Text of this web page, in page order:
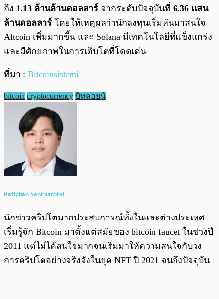
ถึง 1.13 ล้านล้านดอลลาร์ จากระดับปัจจุบันที่ 6.36 แสน
ล้านดอลลาร์ โดยให้เหตุผลว่านักลงทุนเริ่มหันมาสนใจ
Altcoin เพิ่มมากขึ้น และ Solana มีเทคโนโลยีที่แข็งแกร่ง
และมีศักยภาพในการเติบโตที่โดดเด่น
ที่มา : Bitcoinsistemi
bitcoin cryptocurrency บิทคอยน์
Patiphan Santivarotai
นักข่าวคริปโตมากประสบการณ์ทั้งในและต่างประเทศ
เริ่มรู้จัก Bitcoin มาตั้งแต่สมัยของ bitcoin faucet ในช่วงปี
2011 แต่ไม่ได้สนใจมากจนเริ่มมาให้ความสนใจกับวง
การคริปโตอย่างจริงจังในยุค NFT ปี 2021 จนถึงปัจจุบัน